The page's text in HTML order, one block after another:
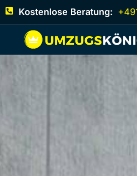
Kostenlose Beratung: